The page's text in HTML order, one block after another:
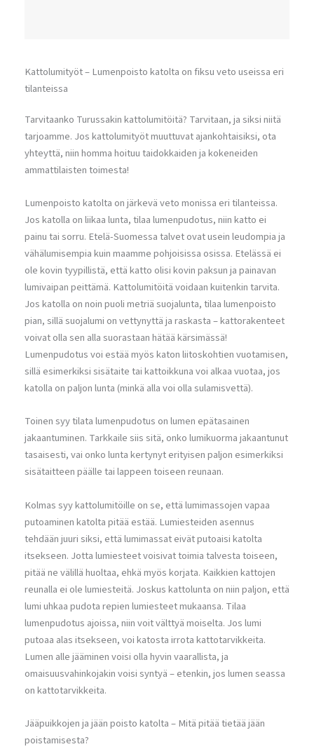
Kattolumityöt – Lumenpoisto katolta on fiksu veto useissa eri
tilanteissa
Tarvitaanko Turussakin kattolumitöitä? Tarvitaan, ja siksi niitä
tarjoamme. Jos kattolumityöt muuttuvat ajankohtaisiksi, ota
yhteyttä, niin homma hoituu taidokkaiden ja kokeneiden
ammattilaisten toimesta!
Lumenpoisto katolta on järkevä veto monissa eri tilanteissa.
Jos katolla on liikaa lunta, tilaa lumenpudotus, niin katto ei
painu tai sorru. Etelä-Suomessa talvet ovat usein leudompia ja
vähälumisempia kuin maamme pohjoisissa osissa. Etelässä ei
ole kovin tyypillistä, että katto olisi kovin paksun ja painavan
lumivaipan peittämä. Kattolumitöitä voidaan kuitenkin tarvita.
Jos katolla on noin puoli metriä suojalunta, tilaa lumenpoisto
pian, sillä suojalumi on vettynyttä ja raskasta – kattorakenteet
voivat olla sen alla suorastaan hätää kärsimässä!
Lumenpudotus voi estää myös katon liitoskohtien vuotamisen,
sillä esimerkiksi sisätaite tai kattoikkuna voi alkaa vuotaa, jos
katolla on paljon lunta (minkä alla voi olla sulamisvettä).
Toinen syy tilata lumenpudotus on lumen epätasainen
jakaantuminen. Tarkkaile siis sitä, onko lumikuorma jakaantunut
tasaisesti, vai onko lunta kertynyt erityisen paljon esimerkiksi
sisätaitteen päälle tai lappeen toiseen reunaan.
Kolmas syy kattolumitöille on se, että lumimassojen vapaa
putoaminen katolta pitää estää. Lumiesteiden asennus
tehdään juuri siksi, että lumimassat eivät putoaisi katolta
itsekseen. Jotta lumiesteet voisivat toimia talvesta toiseen,
pitää ne välillä huoltaa, ehkä myös korjata. Kaikkien kattojen
reunalla ei ole lumiesteitä. Joskus kattolunta on niin paljon, että
lumi uhkaa pudota repien lumiesteet mukaansa. Tilaa
lumenpudotus ajoissa, niin voit välttyä moiselta. Jos lumi
putoaa alas itsekseen, voi katosta irrota kattotarvikkeita.
Lumen alle jääminen voisi olla hyvin vaarallista, ja
omaisuusvahinkojakin voisi syntyä – etenkin, jos lumen seassa
on kattotarvikkeita.
Jääpuikkojen ja jään poisto katolta – Mitä pitää tietää jään
poistamisesta?